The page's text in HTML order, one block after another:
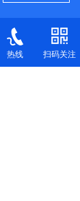
热线 扫码关注